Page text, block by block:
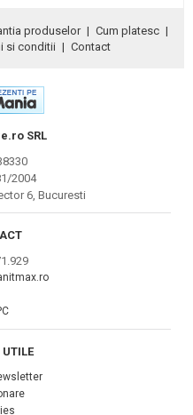
produselor | Cum platesc |
si conditii | Contact
SRL
2004
6, Bucuresti
UTILE